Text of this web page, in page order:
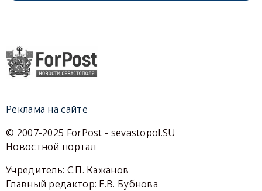
Реклама на сайте
© 2007-2025 ForPost - sevastopol.SU
Новостной портал
Учредитель: С.П. Кажанов
Главный редактор: Е.В. Бубнова